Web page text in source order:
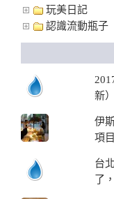
玩美日記
認識流動瓶子
新）
伊
項
台
了